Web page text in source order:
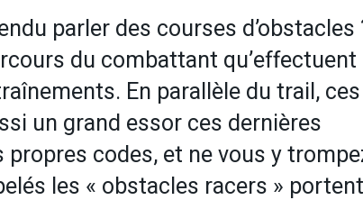
parler des courses d’obstacles
du combattant qu’effectuent
En parallèle du trail, ces
un grand essor ces dernières
codes, et ne vous y
les « obstacles racers » portent